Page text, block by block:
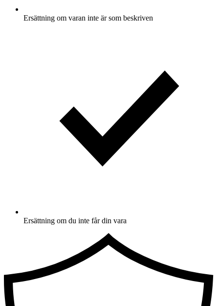
Ersättning om varan inte är som beskriven
Ersättning om du inte får din vara